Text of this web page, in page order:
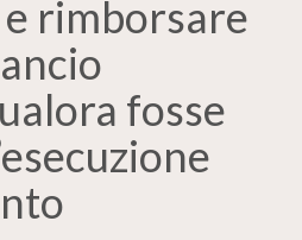
rimborsare
fosse